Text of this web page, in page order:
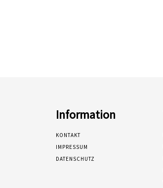
Information
KONTAKT
IMPRESSUM
DATENSCHUTZ